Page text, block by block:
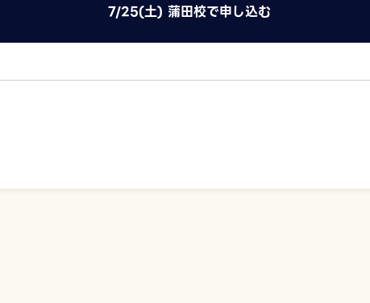
7/25(土) 蒲田校で申し込む